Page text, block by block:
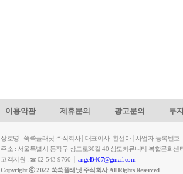
이용약관 제휴문의 광고문의 투
상호명 : 쑥쑥플래닛 주식회사│대표이사: 천선아│사업자 등록번호
주소 : 서울특별시 동작구 상도로30길 40 상도커뮤니티 복합문화
고객지원 : ☎ 02-543-9760 │ angel8467@gmail.com
Copyright ⓒ 2022 쑥쑥플래닛 주식회사 All Rights Reserved